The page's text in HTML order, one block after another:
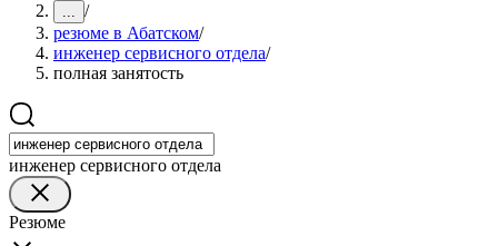
... /
резюме в Абатском/
инженер сервисного отдела/
полная занятость
инженер сервисного отдела
Резюме